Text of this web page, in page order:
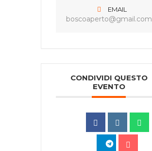
EMAIL
boscoaperto@gmail.com
CONDIVIDI QUESTO
EVENTO